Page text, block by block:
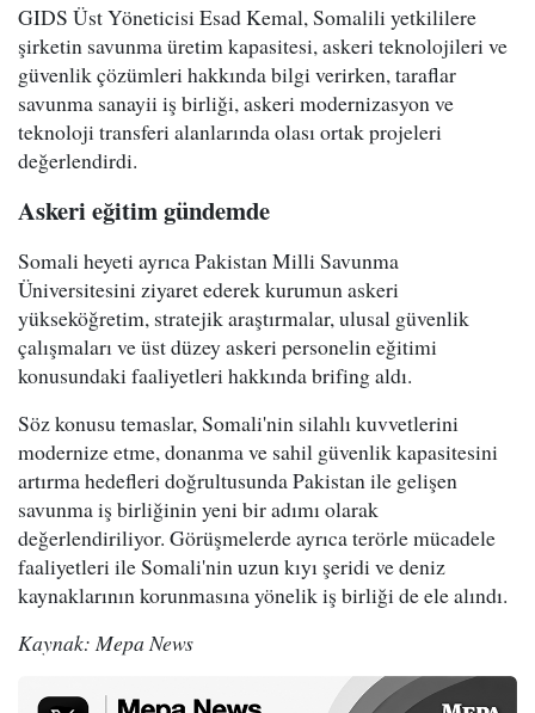
GIDS Üst Yöneticisi Esad Kemal, Somalili yetkililere
şirketin savunma üretim kapasitesi, askeri teknolojileri ve
güvenlik çözümleri hakkında bilgi verirken, taraflar
savunma sanayii iş birliği, askeri modernizasyon ve
teknoloji transferi alanlarında olası ortak projeleri
değerlendirdi.
Askeri eğitim gündemde
Somali heyeti ayrıca Pakistan Milli Savunma
Üniversitesini ziyaret ederek kurumun askeri
yükseköğretim, stratejik araştırmalar, ulusal güvenlik
çalışmaları ve üst düzey askeri personelin eğitimi
konusundaki faaliyetleri hakkında brifing aldı.
Söz konusu temaslar, Somali'nin silahlı kuvvetlerini
modernize etme, donanma ve sahil güvenlik kapasitesini
artırma hedefleri doğrultusunda Pakistan ile gelişen
savunma iş birliğinin yeni bir adımı olarak
değerlendiriliyor. Görüşmelerde ayrıca terörle mücadele
faaliyetleri ile Somali'nin uzun kıyı şeridi ve deniz
kaynaklarının korunmasına yönelik iş birliği de ele alındı.
Kaynak: Mepa News